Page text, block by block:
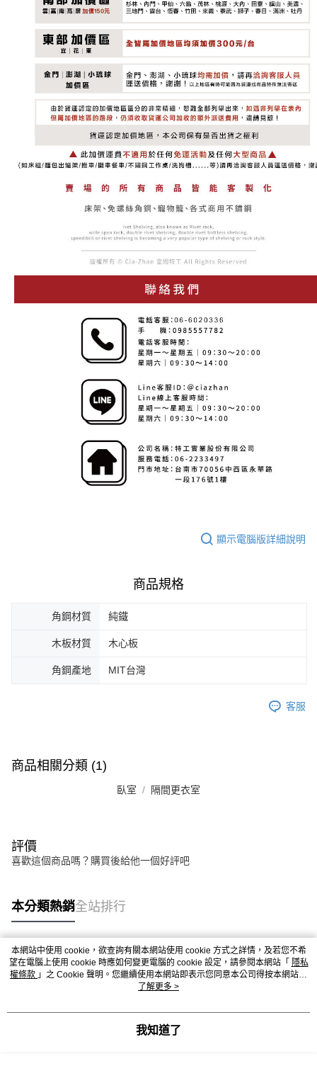
顯示電腦版詳細說明
商品規格
角鋼材質 純鐵
木板材質 木心板
角鋼產地 MIT台灣
客服
商品相關分類 (1)
臥室 隔間更衣室
評價
喜歡這個商品嗎？購買後給他一個好評吧
本分類熱銷全站排行
熱門標籤
本網站中使用 cookie，欲查詢有關本網站使用 cookie 方式之詳情，及若您不希
望在電腦上使用 cookie 時應如何變更電腦的 cookie 設定，請參閱本網站「 隱私
權條款 」之 Cookie 聲明。您繼續使用本網站即表示您同意本公司得按本網站使
用條款之 Cookie 聲明使用 cookie。
了解更多 >
我知道了